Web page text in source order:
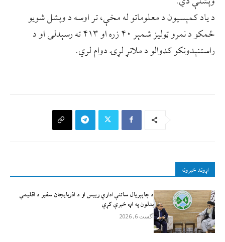
د یاد کمېسیون د معلوماتو له مخې، تر اوسه د وېشل شویو
ځمکو د نمرو ټولیز شمېر ۴۰ زره او ۴۱۳ ته رسېدلی او د
راستنېدونکو کډوالو د ملاتړ لړۍ دوام لري.
اړوند خبرونه
د چاپېریال ساتنې ادارې رییس او د اذربایجان سفیر د اقلیمي
بدلون په اړه خبرې کړې
آگست 6, 2026